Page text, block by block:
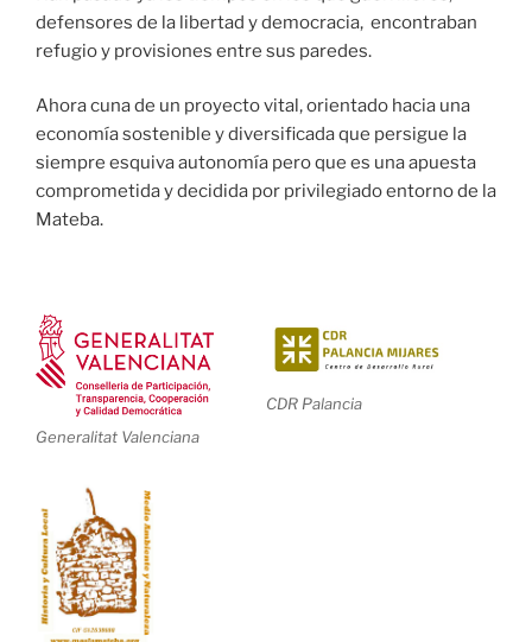
defensores de la libertad y democracia, encontraban
refugio y provisiones entre sus paredes.
Ahora cuna de un proyecto vital, orientado hacia una
economía sostenible y diversificada que persigue la
siempre esquiva autonomía pero que es una apuesta
comprometida y decidida por privilegiado entorno de la
Mateba.
Generalitat Valenciana
CDR Palancia